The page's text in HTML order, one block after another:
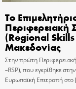
Το
Περιφερειακή
(Regional
Μακεδονίας
Στην πρώτη
–RSP), που εγκρίθηκε
Ευρωπαϊκή Επιτροπή στο